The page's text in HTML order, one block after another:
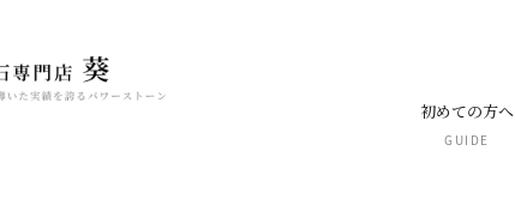
初めての方へ
GUIDE